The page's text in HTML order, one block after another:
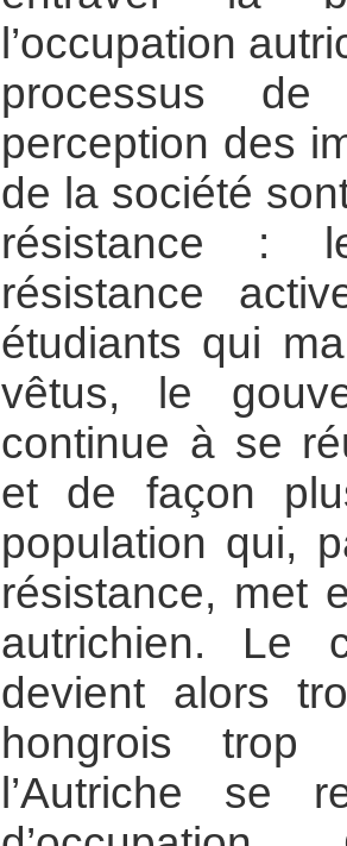
l’occupation
processus
perception des
de la société
résistance :
résistance
étudiants qui
vêtus, le
continue à se
et de façon
population qui,
résistance, met
autrichien. Le
devient alors
hongrois
l’Autriche se